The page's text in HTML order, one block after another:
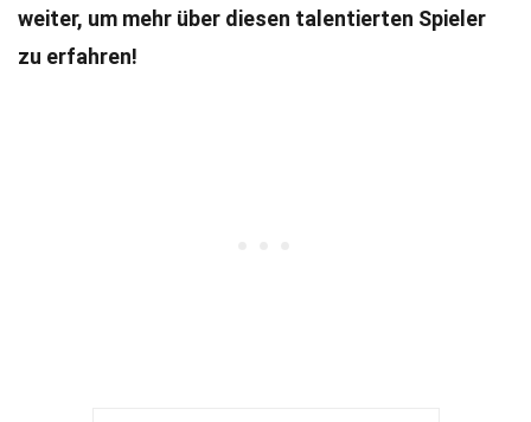
weiter, um mehr über diesen talentierten Spieler
zu erfahren!